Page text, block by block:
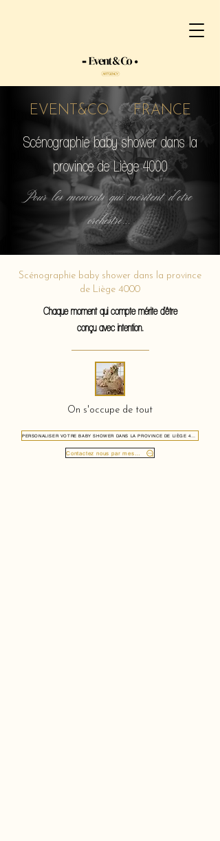
EVENT&CO FRANCE
Scénographie baby shower dans la
province de Liège 4000
Pour les moments qui méritent d'etre
orchestré...
Scénographie baby shower dans la province
de Liège 4000
Chaque moment qui compte mérite d'être
conçu avec intention.
On s'occupe de tout